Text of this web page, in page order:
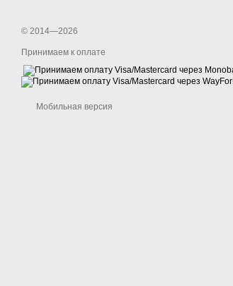
© 2014—2026
Принимаем к оплате
Мобильная версия